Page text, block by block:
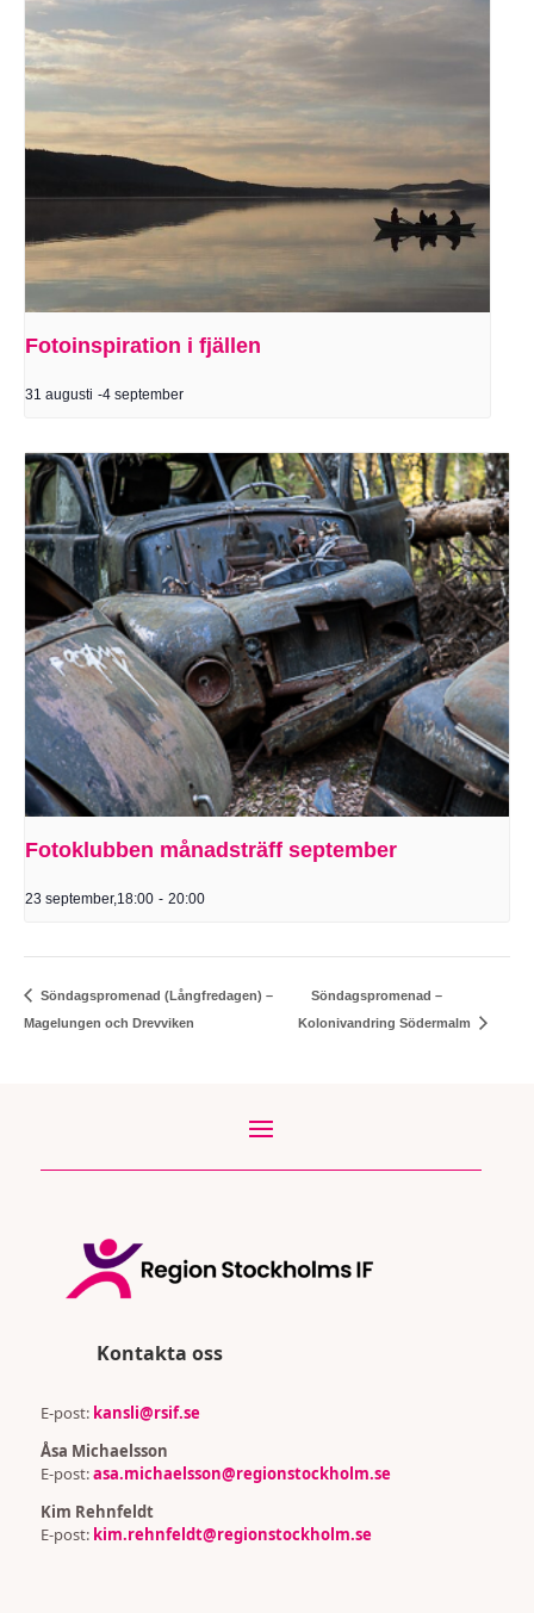
Fotoinspiration i fjällen
31 augusti -4 september
Fotoklubben månadsträff september
23 september,18:00 - 20:00
Söndagspromenad (Långfredagen) –
Magelungen och Drevviken
Söndagspromenad –
Kolonivandring Södermalm
Kontakta oss
E-post: kansli@rsif.se
Åsa Michaelsson
E-post:asa.michaelsson@regionstockholm.se
Kim Rehnfeldt
E-post: kim.rehnfeldt@regionstockholm.se